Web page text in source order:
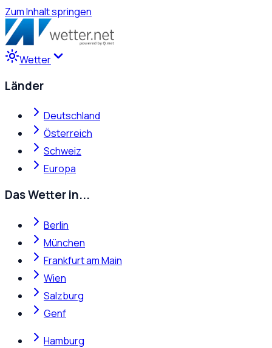
Zum Inhalt springen
Wetter
Länder
Deutschland
Österreich
Schweiz
Europa
Das Wetter in...
Berlin
München
Frankfurt am Main
Wien
Salzburg
Genf
Hamburg